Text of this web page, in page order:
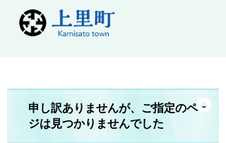
申し訳ありませんが、ご指定のペー
ジは見つかりませんでした